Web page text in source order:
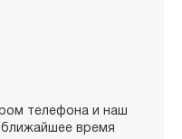
телефона и наш
ближайшее время